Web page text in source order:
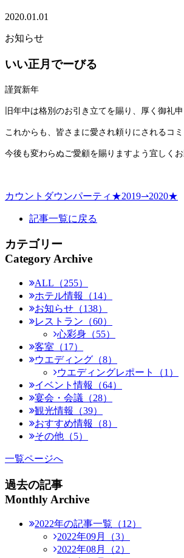
2020.01.01
お知らせ
いい正月でーびる
謹賀新年
旧年中は格別のお引き立てを賜り、厚く御礼申
これからも、皆さまに愛され頼りにされるコ
今後も変わらぬご愛顧を賜りますよう宜しくお
カウントダウンパーティ★2019⇀2020★
記事一覧に戻る
カテゴリー
Category Archive
ALL（255）
ホテル情報（14）
お知らせ（138）
レストラン（60）
心彩身（55）
客室（17）
ウエディング（8）
ウエディングレポート（1）
イベント情報（64）
宴会・会議（28）
観光情報（39）
おすすめ情報（8）
その他（5）
一覧ページへ
過去の記事
Monthly Archive
2022年の記事一覧（12）
2022年09月（3）
2022年08月（2）